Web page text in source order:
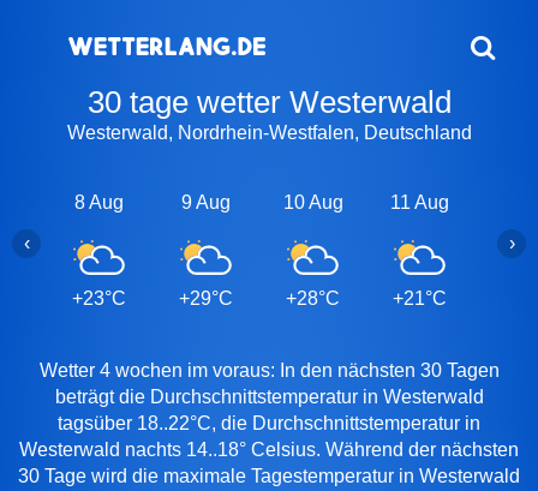
30 tage wetter Westerwald
Westerwald, Nordrhein-Westfalen, Deutschland
8 Aug
+23°C
9 Aug
+29°C
10 Aug
+28°C
11 Aug
+21°C
‹ ›
Wetter 4 wochen im voraus: In den nächsten 30 Tagen
beträgt die Durchschnittstemperatur in Westerwald
tagsüber 18..22°C, die Durchschnittstemperatur in
Westerwald nachts 14..18° Celsius. Während der nächsten
30 Tage wird die maximale Tagestemperatur in Westerwald